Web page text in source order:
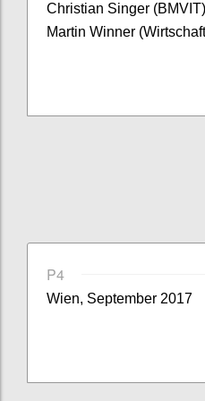
Christian Singer (BMVIT)
Martin Winner
P4
Wien, September 2017